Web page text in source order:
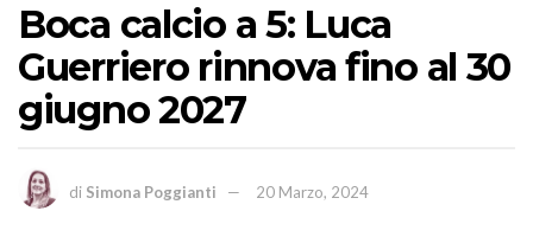
Boca calcio a 5: Luca
Guerriero rinnova fino al 30
giugno 2027
di Simona Poggianti 20 Marzo, 2024